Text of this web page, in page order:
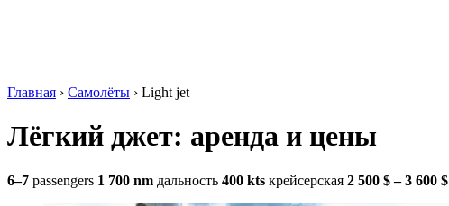
Главная › Самолёты › Light jet
Лёгкий джет: аренда и цены
6–7 passengers 1 700 nm дальность 400 kts крейсерская 2 500 $ – 3 600 $